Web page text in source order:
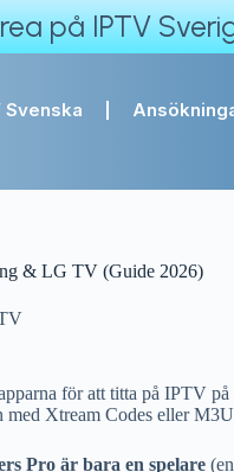
på IPTV
Svenska
& LG TV (Guide 2026)
för att titta på IPTV på
Xtream Codes eller
Pro är bara en spelare